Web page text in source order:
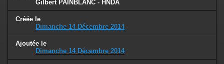
Gilbert PAINBLANC - HNDA
Créée le
Dimanche 14 Décembre 2014
Ajoutée le
Dimanche 14 Décembre 2014